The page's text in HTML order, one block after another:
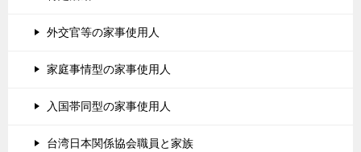
外交官等の家事使用人
家庭事情型の家事使用人
入国帯同型の家事使用人
台湾日本関係協会職員と家族